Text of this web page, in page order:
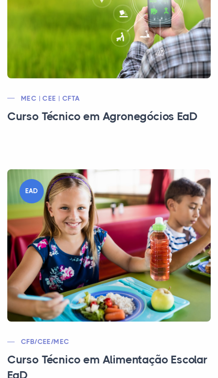
MEC | CEE | CFTA
Curso Técnico em Agronegócios EaD
EAD
CFB/CEE/MEC
Curso Técnico em Alimentação Escolar
EaD